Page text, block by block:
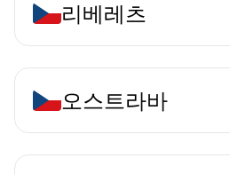
리베레츠
오스트라바